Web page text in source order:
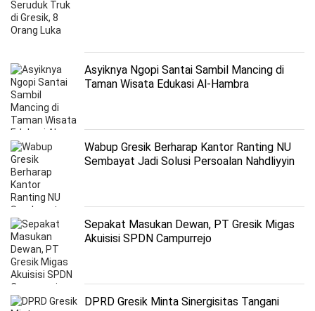
Asyiknya Ngopi Santai Sambil Mancing di
Taman Wisata Edukasi Al-Hambra
Wabup Gresik Berharap Kantor Ranting NU
Sembayat Jadi Solusi Persoalan Nahdliyyin
Sepakat Masukan Dewan, PT Gresik Migas
Akuisisi SPDN Campurrejo
DPRD Gresik Minta Sinergisitas Tangani